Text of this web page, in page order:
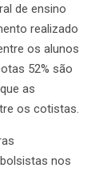
de ensino
realizado
os alunos
52% são
as
os cotistas.
nos